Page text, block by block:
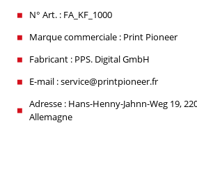
N° Art. : FA_KF_1000
Marque commerciale : Print Pioneer
Fabricant : PPS. Digital GmbH
E-mail : service@printpioneer.fr
Adresse : Hans-Henny-Jahnn-Weg 19,
Allemagne